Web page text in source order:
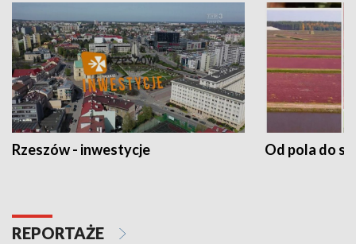
Rzeszów - inwestycje Od pola do
REPORTAŻE